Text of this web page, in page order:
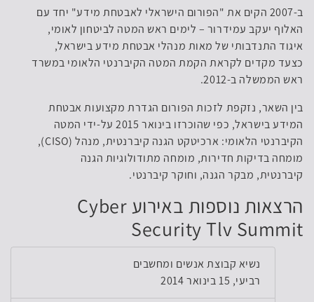
ב-2007 הקים את "הפורום הישראלי לאבטחת מידע" יחד עם
האלוף יעקב עמידרור – לימים ראש המטה לביטחון לאומי,
איגוד התנדבותי של מאות מנהלי אבטחת מידע בישראל,
כצעד מקדים לקראת הקמת המטה הקיברנטי הלאומי במשרד
ראש הממשלה ב-2012.
בין השאר, נזקפת לזכות הפורום הגדרת מקצועות אבטחת
המידע בישראל, כפי שהוכרזו בינואר 2015 על-ידי המטה
הקיברנטי הלאומי: ארכיטקט הגנה קיברנטית, מנהל (CISO),
מומחה בדיקות חדירות, מומחה מתודולוגיות הגנה
קיברנטית, מבקר הגנה, וחוקר קיברנטי.
הרצאות נוספות באירוע Cyber
Security Tlv Summit
נשיא קבוצת אנשים ומחשבים
רביעי, 15 בינואר 2014